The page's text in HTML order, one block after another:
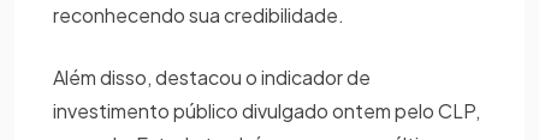
reconhecendo sua credibilidade.
Além disso, destacou o indicador de
investimento público divulgado ontem pelo CLP,